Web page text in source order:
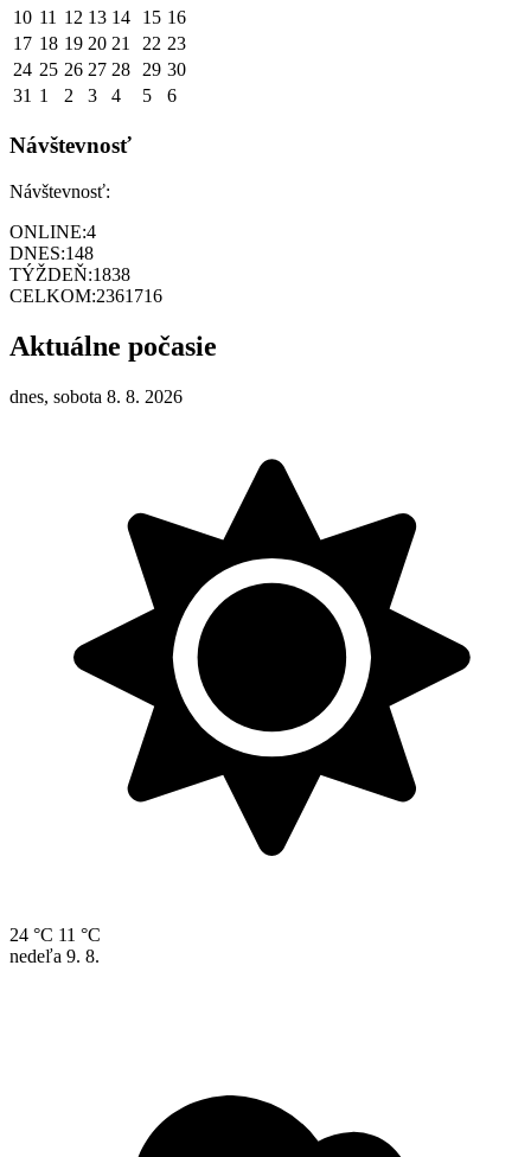
10 11 12 13 14 15 16
17 18 19 20 21 22 23
24 25 26 27 28 29 30
31 1 2 3 4 5 6
Návštevnosť
Návštevnosť:
ONLINE:4
DNES:148
TÝŽDEŇ:1838
CELKOM:2361716
Aktuálne počasie
dnes, sobota 8. 8. 2026
24 °C 11 °C
nedeľa 9. 8.